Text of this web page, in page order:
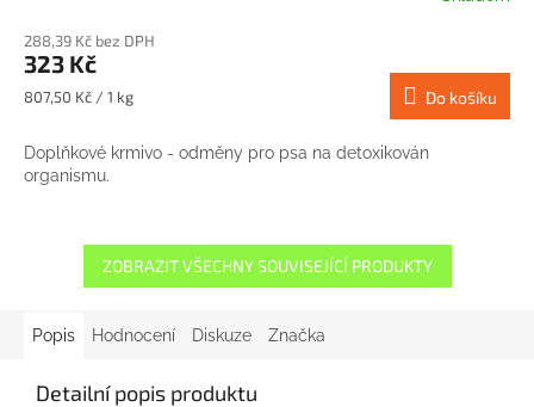
288,39 Kč bez DPH
323 Kč
Měrná
807,50 Kč / 1 kg Do košíku
Doplňkové krmivo - odměny pro psa na detoxikován
organismu.
ZOBRAZIT VŠECHNY SOUVISEJÍCÍ PRODUKTY
Popis Hodnocení Diskuze Značka
Detailní popis produktu